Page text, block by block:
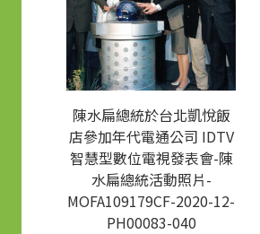
陳水扁總統於台北凱悅飯
店參加年代電通公司 IDTV
智慧型數位電視發表會-陳
水扁總統活動照片-
MOFA109179CF-2020-12-
PH00083-040